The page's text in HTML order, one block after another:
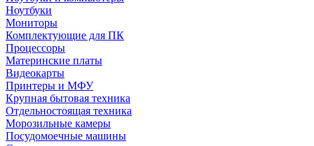
Ноутбуки
Мониторы
Комплектующие для ПК
Процессоры
Материнские платы
Видеокарты
Принтеры и МФУ
Крупная бытовая техника
Отдельностоящая техника
Морозильные камеры
Посудомоечные машины